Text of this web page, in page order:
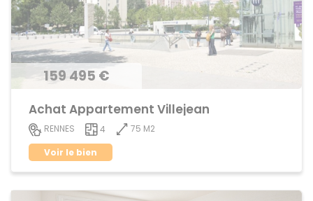
159 495 €
Achat Appartement Villejean
RENNES 4
75 M2
Voir le bien